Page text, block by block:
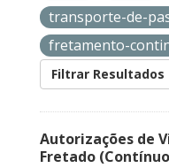
transporte-de-
fretamento-
Filtrar Resultados
Autorizações de
Fretado